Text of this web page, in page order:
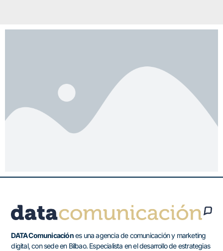
DATA Comunicaciónes una agencia de comunicación y marketing
digital, con sede en Bilbao. Especialista en el desarrollo de estrategias